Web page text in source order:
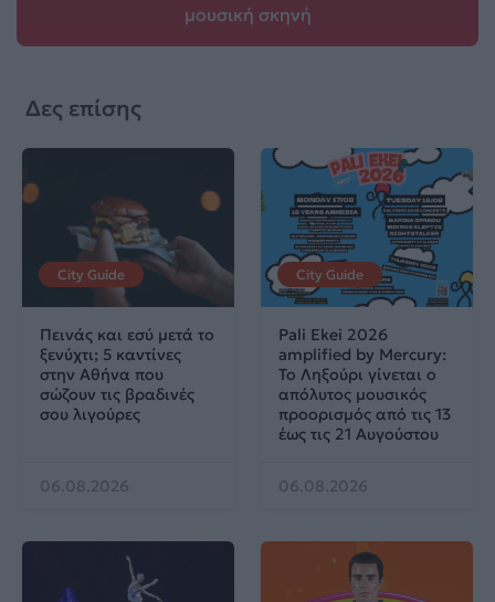
μουσική σκηνή
Δες επίσης
City Guide
Πεινάς και εσύ μετά το
ξενύχτι; 5 καντίνες
στην Αθήνα που
σώζουν τις βραδινές
σου λιγούρες
06.08.2026
City Guide
Pali Ekei 2026
amplified by Mercury:
Το Ληξούρι γίνεται ο
απόλυτος μουσικός
προορισμός από τις 13
έως τις 21 Αυγούστου
06.08.2026